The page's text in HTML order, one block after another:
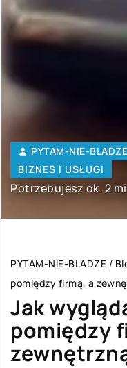
PYTAM-NIE-BLADZE
BIZNES I USŁUGI
Potrzebujesz ok. 2
PYTAM-NIE-BLADZE /
pomiędzy firmą, a
Jak
pomiędzy